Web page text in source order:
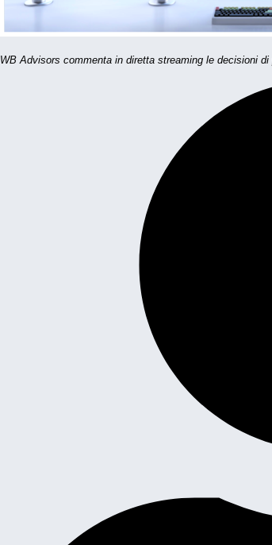
WB Advisors commenta in diretta streaming le decisioni